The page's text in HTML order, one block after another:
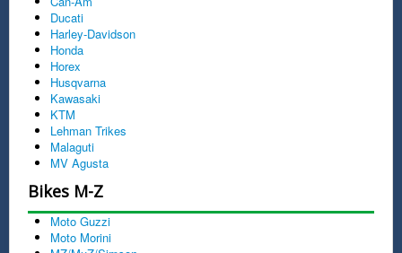
Ducati
Harley-Davidson
Honda
Horex
Husqvarna
Kawasaki
KTM
Lehman Trikes
Malaguti
MV Agusta
Bikes M-Z
Moto Guzzi
Moto Morini